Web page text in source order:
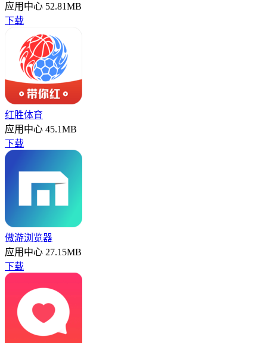
应用中心 52.81MB
下载
红胜体育
应用中心 45.1MB
下载
傲游浏览器
应用中心 27.15MB
下载